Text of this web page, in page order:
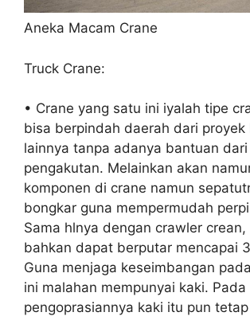
Aneka Macam Crane
Truck Crane:
• Crane yang satu ini iyalah tipe
bisa berpindah daerah dari proyek
lainnya tanpa adanya bantuan
pengakutan. Melainkan akan
komponen di crane namun
bongkar guna mempermudah
Sama hlnya dengan crawler crean,
bahkan dapat berputar mencapai
Guna menjaga keseimbangan
ini malahan mempunyai kaki. Pada
pengoprasiannya kaki itu pun